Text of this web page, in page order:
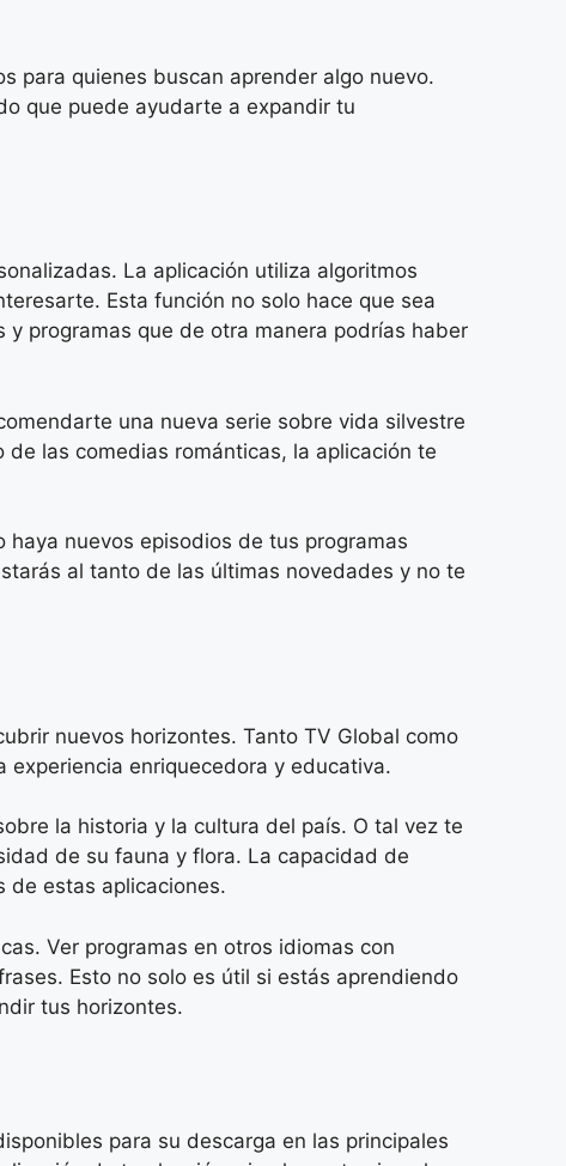
para quienes buscan aprender algo nuevo.
que puede ayudarte a expandir tu
La aplicación utiliza algoritmos
Esta función no solo hace que sea
programas que de otra manera podrías haber
una nueva serie sobre vida silvestre
las comedias románticas, la aplicación te
nuevos episodios de tus programas
al tanto de las últimas novedades y no te
nuevos horizontes. Tanto TV Global como
enriquecedora y educativa.
la historia y la cultura del país. O tal vez te
de su fauna y flora. La capacidad de
de estas aplicaciones.
Ver programas en otros idiomas con
Esto no solo es útil si estás aprendiendo
tus horizontes.
para su descarga en las principales